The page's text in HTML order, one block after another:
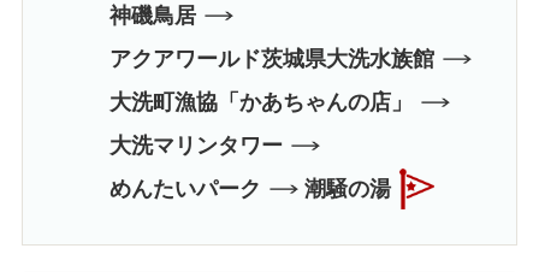
神磯鳥居
アクアワールド茨城県大洗水族館
大洗町漁協「かあちゃんの店」
大洗マリンタワー
めんたいパーク
潮騒の湯